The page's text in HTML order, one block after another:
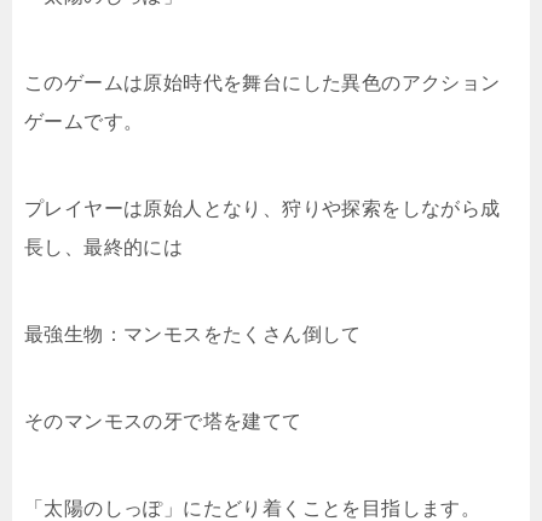
このゲームは原始時代を舞台にした異色のアクション
ゲームです。
プレイヤーは原始人となり、狩りや探索をしながら成
長し、最終的には
最強生物：マンモスをたくさん倒して
そのマンモスの牙で塔を建てて
「太陽のしっぽ」にたどり着くことを目指します。